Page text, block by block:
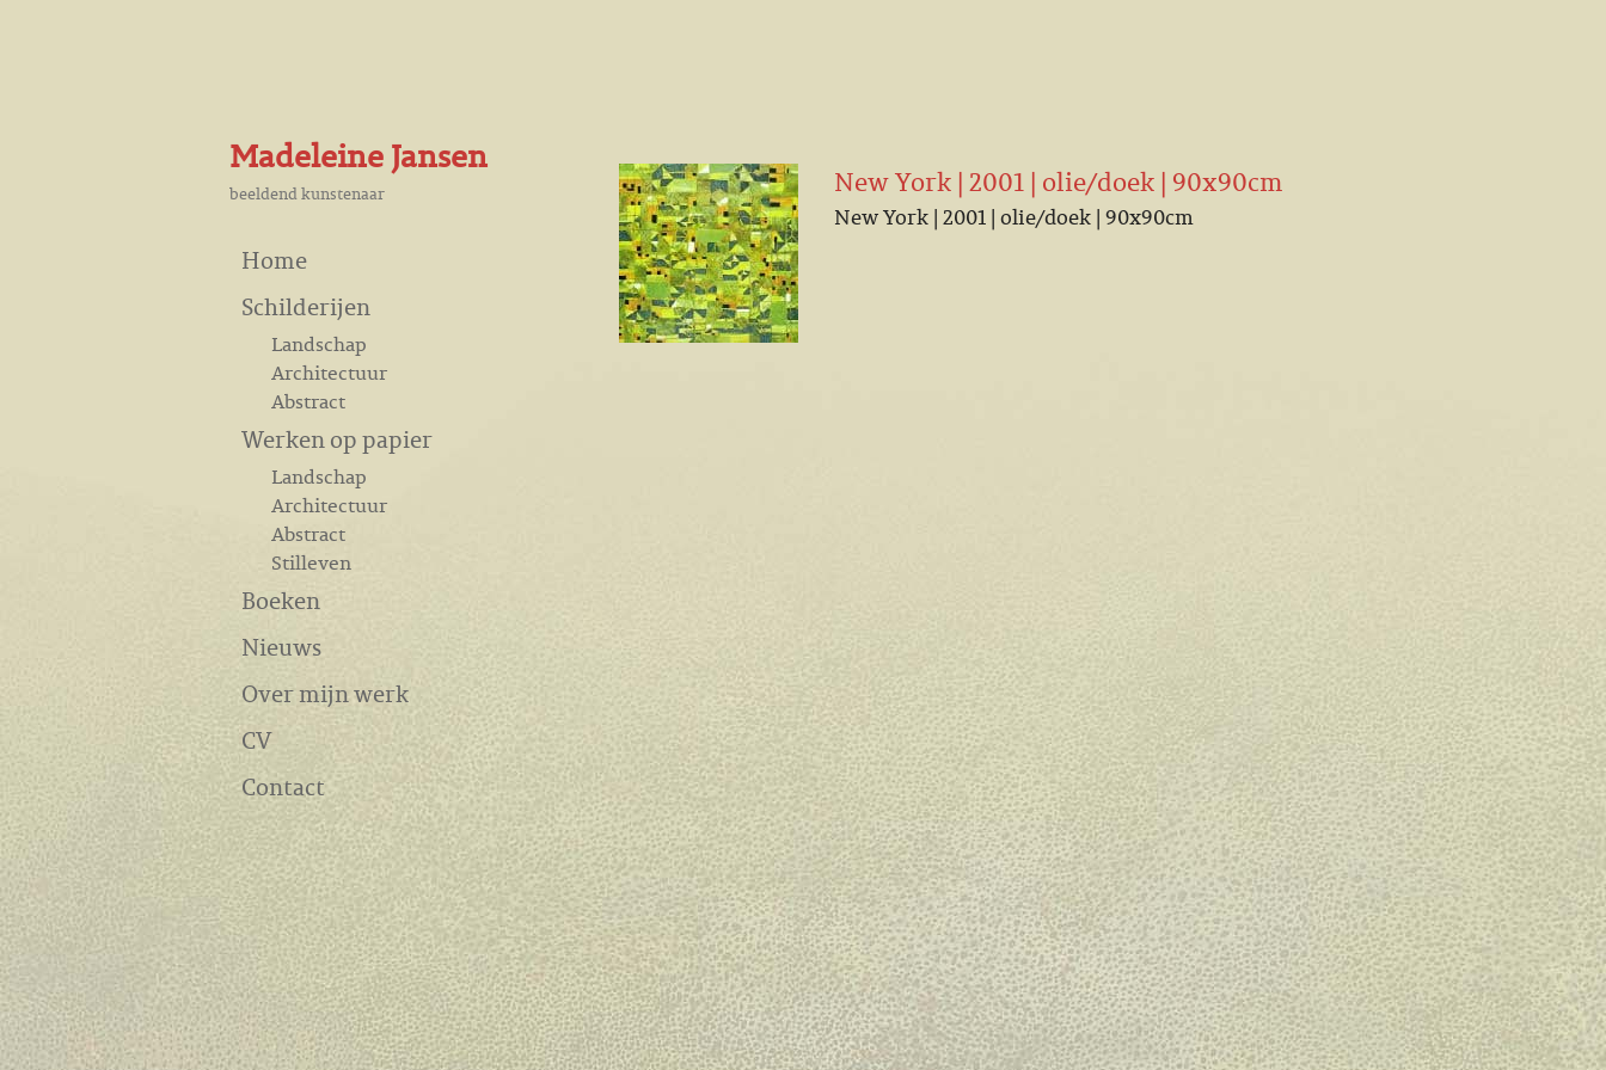
New York | 2001 | olie/doek | 90x90cm
New York | 2001 | olie/doek | 90x90cm
Madeleine Jansen
beeldend kunstenaar
Home
Schilderijen
Landschap
Architectuur
Abstract
Werken op papier
Landschap
Architectuur
Abstract
Stilleven
Boeken
Nieuws
Over mijn werk
CV
Contact